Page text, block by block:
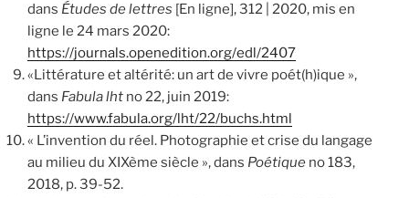
dans Études de lettres [En ligne], 312 | 2020, mis en
ligne le 24 mars 2020:
https://journals.openedition.org/edl/2407
«Littérature et altérité: un art de vivre poét(h)ique »,
dans Fabula lht no 22, juin 2019:
https://www.fabula.org/lht/22/buchs.html
« L’invention du réel. Photographie et crise du langage
au milieu du XIXème siècle », dans Poétique no 183,
2018, p. 39-52.